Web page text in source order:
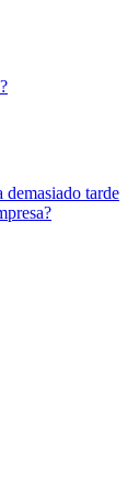
demasiado tarde